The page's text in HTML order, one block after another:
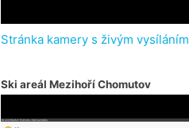
Stránka kamery s živým vysíláním
Ski areál Mezihoří Chomutov